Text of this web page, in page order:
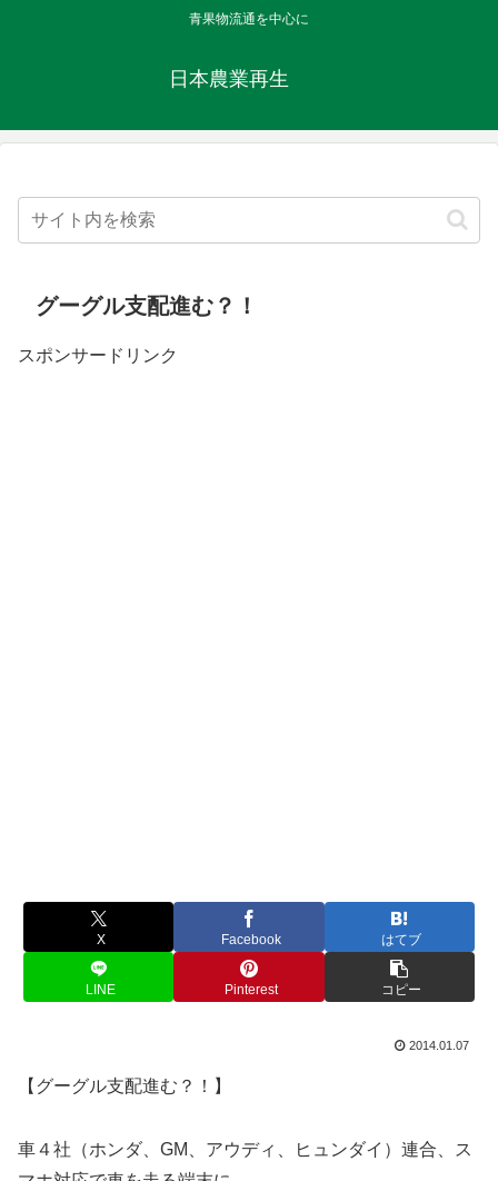
青果物流通を中心に
日本農業再生
グーグル支配進む？！
スポンサードリンク
X Facebook はてブ
LINE Pinterest コピー
2014.01.07
【グーグル支配進む？！】
車４社（ホンダ、GM、アウディ、ヒュンダイ）連合、ス